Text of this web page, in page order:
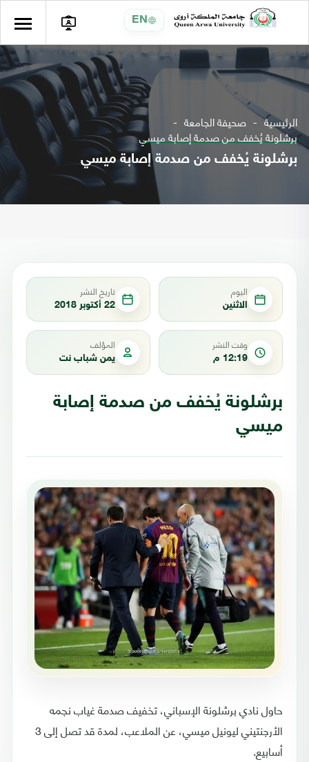
EN
الرئيسية صحيفة الجامعة
برشلونة يُخفف من صدمة إصابة ميسي
برشلونة يُخفف من صدمة إصابة ميسي
اليوم
الاثنين
تاريخ النشر
22 أكتوبر 2018
وقت النشر
12:19 م
المؤلف
يمن شباب نت
برشلونة يُخفف من صدمة إصابة
ميسي
حاول نادي برشلونة الإسباني، تخفيف صدمة غياب نجمه
الأرجنتيني ليونيل ميسي، عن الملاعب، لمدة قد تصل إلى 3
أسابيع.